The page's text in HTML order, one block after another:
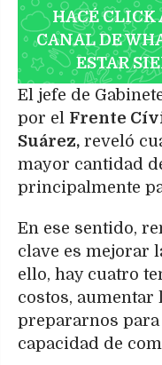
HACÉ CLICK
CANAL DE
ESTAR
El jefe de
por el Frente
Suárez, reveló
mayor cantidad
principalmente
En ese sentido,
clave es mejorar
ello, hay cuatro
costos, aumentar
prepararnos
capacidad de